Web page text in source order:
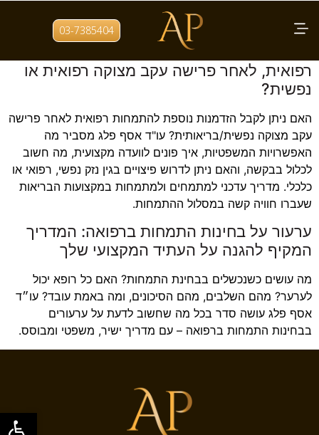
פתח
03-7385404 תגית: זכויות מתמחים
איך אפשר לקבל הזדמנות נוספת להתמחות
רפואית, לאחר פרישה עקב מצוקה רפואית או
נפשית?
האם ניתן לקבל הזדמנות נוספת להתמחות רפואית לאחר פרישה
עקב מצוקה נפשית/בריאותית? עו"ד אסף פלג מסביר מה
האפשרויות המשפטיות, איך פונים לוועדה מקצועית, מה חשוב
לכלול בבקשה, והאם ניתן לדרוש פיצויים בגין נזק נפשי, רפואי או
כלכלי. מדריך עדכני למתמחים ולמתמחות במקצועות הבריאות
שעברו חוויה קשה במסלול ההתמחות.
ערעור על בחינות התמחות ברפואה: המדריך
המקיף להגנה על העתיד המקצועי שלך
מה עושים כשנכשלים בבחינת התמחות? האם כל רופא יכול
לערער? מהם השלבים, מהם הסיכונים, ומה באמת עובד? עו״ד
אסף פלג עושה סדר בכל מה שחשוב לדעת על ערעורים
בבחינות התמחות ברפואה – עם מדריך ישיר, משפטי ומבוסס.